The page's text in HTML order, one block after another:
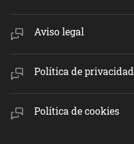
Aviso legal
Política de privacidad
Política de cookies